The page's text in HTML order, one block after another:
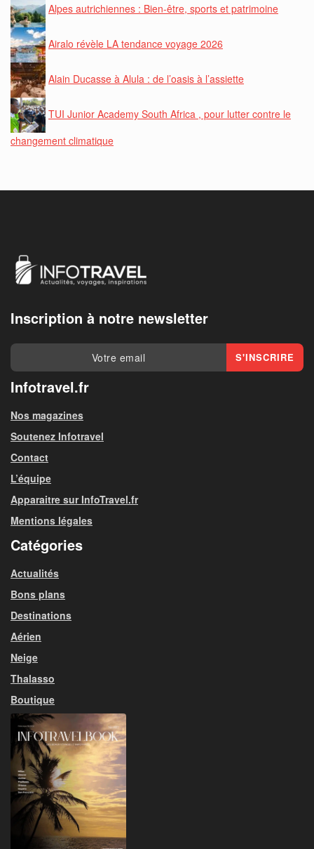
Alpes autrichiennes : Bien-être, sports et patrimoine
Airalo révèle LA tendance voyage 2026
Alain Ducasse à Alula : de l’oasis à l’assiette
TUI Junior Academy South Africa , pour lutter contre le
changement climatique
Inscription à notre newsletter
Infotravel.fr
Nos magazines
Soutenez Infotravel
Contact
L’équipe
Apparaitre sur InfoTravel.fr
Mentions légales
Catégories
Actualités
Bons plans
Destinations
Aérien
Neige
Thalasso
Boutique